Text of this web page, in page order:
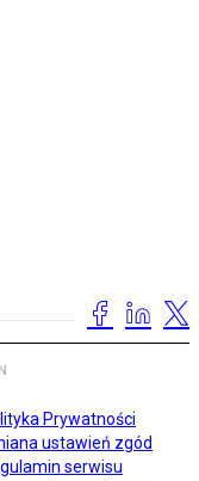
Prywatności
ustawień zgód
serwisu